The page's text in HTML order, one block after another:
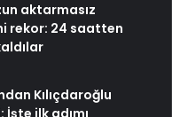
aktarmasız
rekor: 24 saatten
Kılıçdaroğlu